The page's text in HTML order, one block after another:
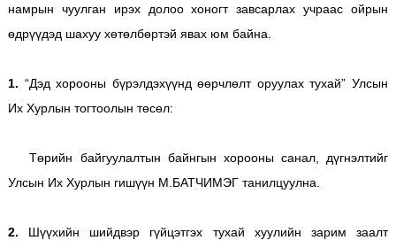
намрын чуулган ирэх долоо хоногт завсарлах учраас ойрын
өдрүүдэд шахуу хөтөлбөртэй явах юм байна.
1. “Дэд хорооны бүрэлдэхүүнд өөрчлөлт оруулах тухай” Улсын
Их Хурлын тогтоолын төсөл:
Төрийн байгуулалтын байнгын хорооны санал, дүгнэлтийг
Улсын Их Хурлын гишүүн М.БАТЧИМЭГ танилцуулна.
2. Шүүхийн шийдвэр гүйцэтгэх тухай хуулийн зарим заалт